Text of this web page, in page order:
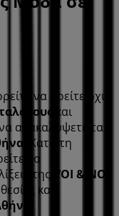
να βρείτε όχι
και
να ανακαλύψετε τα
. Κατά τη
να
της
VOI & NOI
και